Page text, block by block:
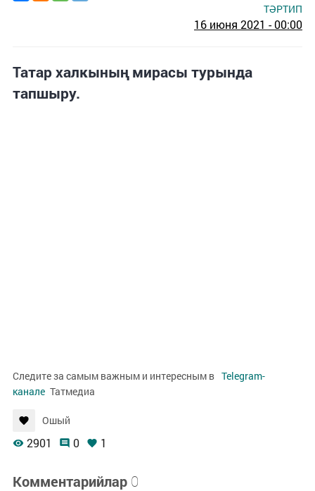
ТӘРТИП
16 июня 2021 - 00:00
Татар халкының мирасы турында
тапшыру.
Следите за самым важным и интересным в Telegram-
канале Татмедиа
Ошый
2901 0 1
Комментарийлар 0